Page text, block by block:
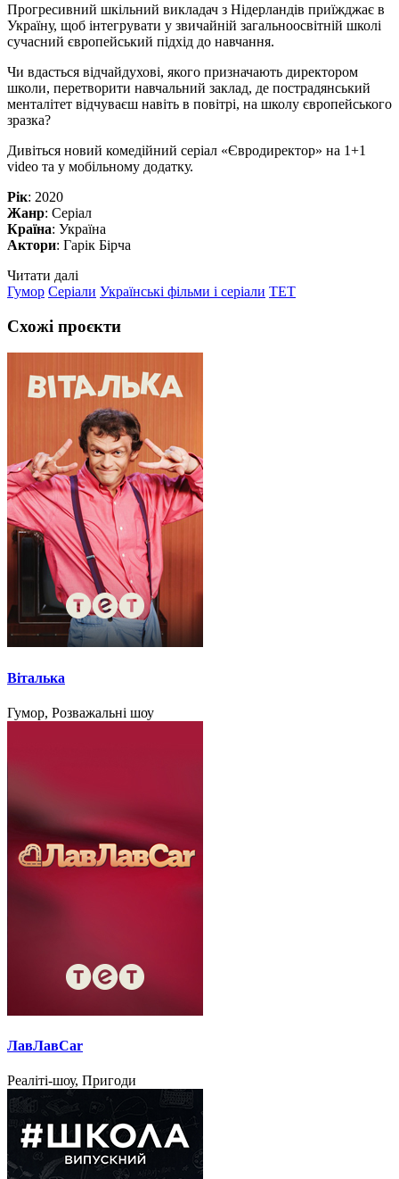
Прогресивний шкільний викладач з Нідерландів приїжджає в
Україну, щоб інтегрувати у звичайній загальноосвітній школі
сучасний європейський підхід до навчання.
Чи вдасться відчайдухові, якого призначають директором
школи, перетворити навчальний заклад, де пострадянський
менталітет відчуваєш навіть в повітрі, на школу європейського
зразка?
Дивіться новий комедійний серіал «Євродиректор» на 1+1
video та у мобільному додатку.
Рік: 2020
Жанр: Серіал
Країна: Україна
Актори: Гарік Бірча
Читати далі
Гумор Серіали Українські фільми і серіали ТЕТ
Схожі проєкти
Віталька
Гумор, Розважальні шоу
ЛавЛавCar
Реаліті-шоу, Пригоди